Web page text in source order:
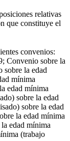
relativas
que constituye el
convenios:
Convenio sobre la
sobre la edad
mínima
edad mínima
sobre la edad
sobre la edad
la edad mínima
edad mínima
(trabajo